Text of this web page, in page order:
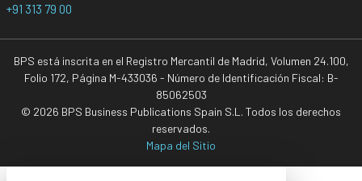
+91 313 79 00
BPS está inscrita en el Registro Mercantil de Madrid, Volumen 24.100,
Folio 172, Página M-433036 - Número de Identificación Fiscal: B-
85062503
© 2026 BPS Business Publications Spain S.L. Todos los derechos
reservados.
Mapa del Sitio